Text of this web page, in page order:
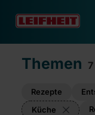
Zum Hauptinhalt
Themen
Rezepte
Küche